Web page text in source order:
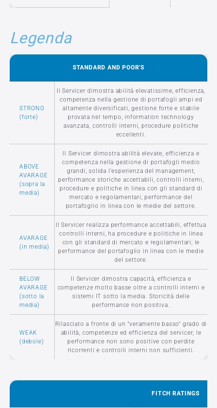
Legenda
STANDARD AND POOR'S
STRONG
(forte)
Il Servicer dimostra abilità elevatissime, efficienza,
competenza nella gestione di portafogli ampi ed
altamente diversificati, gestione forte e stabile
provata nel tempo, information technology
avanzata, controlli interni, procedure politiche
eccellenti.
ABOVE
AVARAGE
(sopra la
media)
Il Servicer dimostra abilità elevate, efficienza e
competenza nella gestione di portafogli medio
grandi, solida l'esperienza del management,
performance storiche accettabili, controlli interni,
procedure e politiche in linea con gli standard di
mercato e regolamentari, performance del
portafoglio in linea con le medie del settore.
AVARAGE
(in media)
Il Servicer realizza performance accettabili, effettua
controlli interni, ha procedure e politiche in linea
con gli standard di mercato e regolamentari; le
performance del portafoglio in linea con le medie
del settore.
BELOW
AVARAGE
(sotto la
media)
Il Servicer dimostra capacità, efficienza e
competenze molto basse oltre a controlli interni e
sistemi IT sotto la media. Storicità delle
performance non positiva.
WEAK
(debole)
Rilasciato a fronte di un "veramente basso" grado di
abilità, competenze ed efficienza del servicer; le
performance non sono positive con perdite
ricorrenti e controlli interni non sufficienti.
FITCH RATINGS